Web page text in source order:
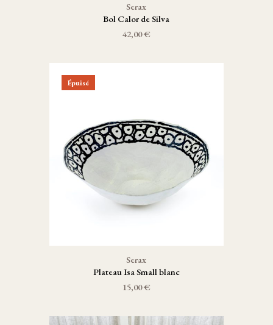
Serax
Bol Calor de Silva
42,00 €
Épuisé
Serax
Plateau Isa Small blanc
15,00 €